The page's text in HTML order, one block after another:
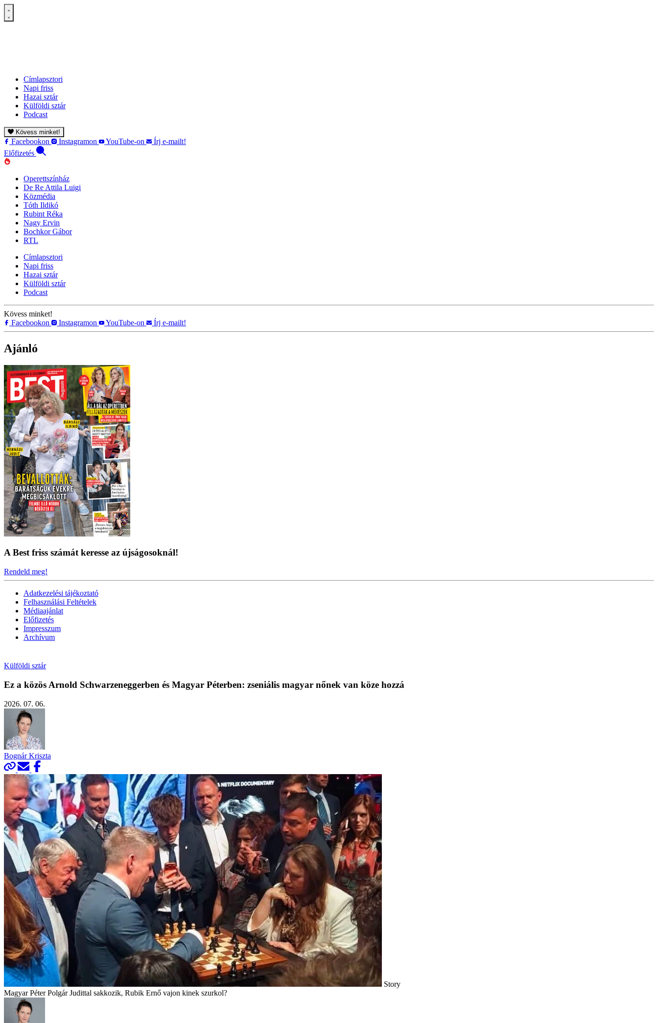
Címlapsztori
Napi friss
Hazai sztár
Külföldi sztár
Podcast
Kövess minket!
Facebookon Instagramon YouTube-on
Írj e-mailt!
Előfizetés
Operettszínház
De Re Attila Luigi
Közmédia
Tóth Ildikó
Rubint Réka
Nagy Ervin
Bochkor Gábor
RTL
Címlapsztori
Napi friss
Hazai sztár
Külföldi sztár
Podcast
Kövess minket!
Facebookon
Instagramon YouTube-on Írj e-mailt!
Ajánló
A Best friss számát keresse az újságosoknál!
Rendeld meg!
Adatkezelési tájékoztató
Felhasználási Feltételek
Médiaajánlat
Előfizetés
Impresszum
Archívum
Külföldi sztár
Ez a közös Arnold Schwarzeneggerben és Magyar Péterben: zseniális magyar nőnek van köze hozzá
2026. 07. 06.
Bognár Kriszta
Story
Magyar Péter Polgár Judittal sakkozik, Rubik Ernő vajon kinek szurkol?